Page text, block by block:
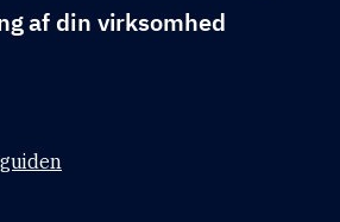
af din virksomhed